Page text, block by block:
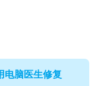
电脑医生修复